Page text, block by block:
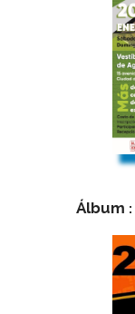
Álbum :